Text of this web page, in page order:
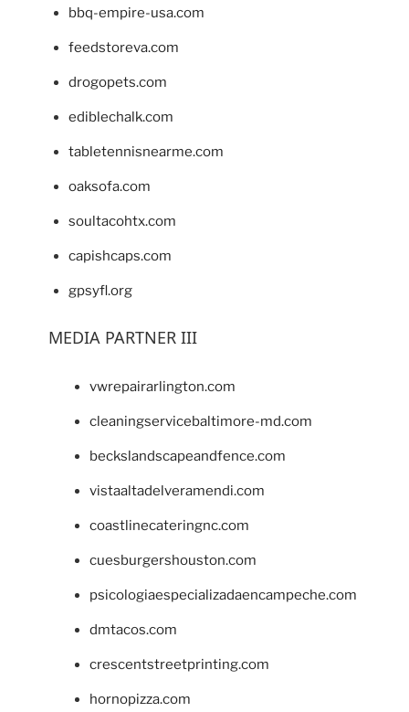
bbq-empire-usa.com
feedstoreva.com
drogopets.com
ediblechalk.com
tabletennisnearme.com
oaksofa.com
soultacohtx.com
capishcaps.com
gpsyfl.org
MEDIA PARTNER III
vwrepairarlington.com
cleaningservicebaltimore-md.com
beckslandscapeandfence.com
vistaaltadelveramendi.com
coastlinecateringnc.com
cuesburgershouston.com
psicologiaespecializadaencampeche.com
dmtacos.com
crescentstreetprinting.com
hornopizza.com